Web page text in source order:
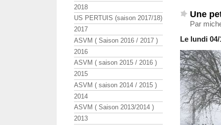
Une
Par
Le lundi
2018
US PERTUIS (saison 2017/18)
2017
ASVM ( Saison 2016 / 2017 )
2016
ASVM ( saison 2015 / 2016 )
2015
ASVM ( saison 2014 / 2015 )
2014
ASVM ( Saison 2013/2014 )
2013